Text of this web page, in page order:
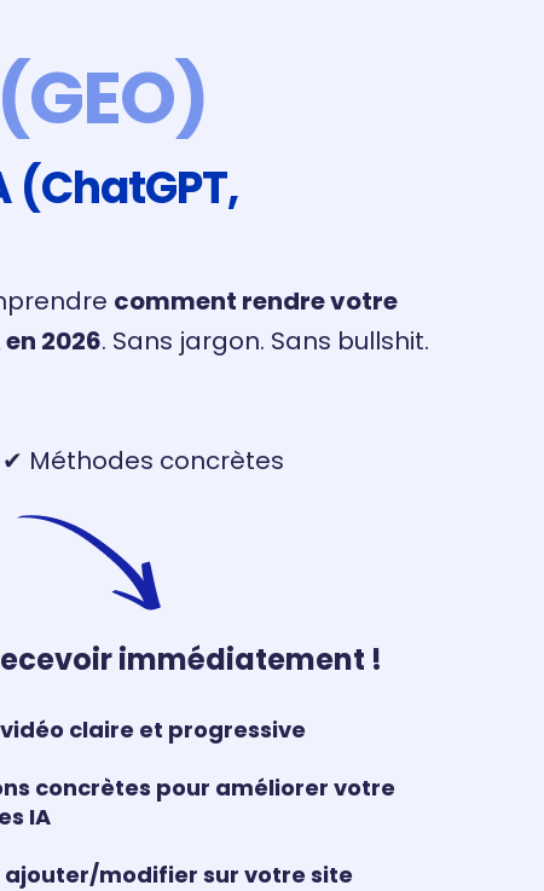
(ChatGPT,
comment rendre votre
2026. Sans jargon. Sans bullshit.
✔ Méthodes concrètes
immédiatement !
claire et progressive
concrètes pour améliorer votre
IA
ajouter/modifier sur votre site